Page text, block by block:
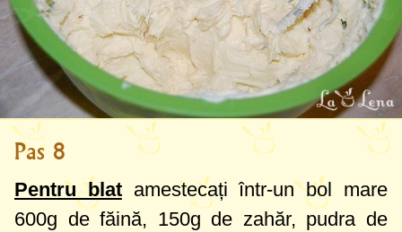
Pas 8
Pentru blatamestecați într-un bol mare
600g de făină, 150g de zahăr, pudra de